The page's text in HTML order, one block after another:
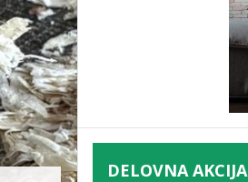
DELOVNA AKCIJA